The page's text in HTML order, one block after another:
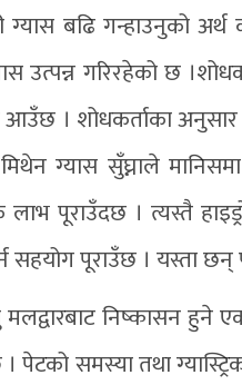
ग्यास बढि गन्हाउनुको
उत्पन्न गरिरहेको छ
। शोधकर्ताका
ग्यास सुँघ्नाले
पूराउँदछ । त्यस्तै
सहयोग पूराउँछ । यस्ता
निष्कासन हुने
पेटको समस्या तथा